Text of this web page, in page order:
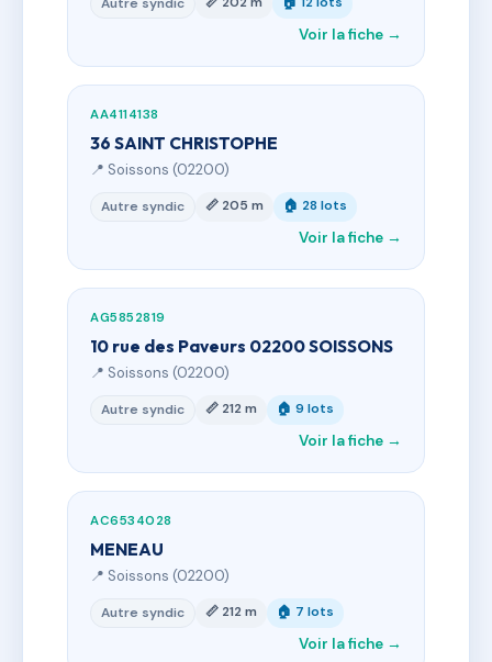
Voir la fiche →
AA4114138
36 SAINT CHRISTOPHE
📍 Soissons (02200)
Autre syndic 📏 205 m 🏠 28 lots
Voir la fiche →
AG5852819
10 rue des Paveurs 02200 SOISSONS
📍 Soissons (02200)
Autre syndic 📏 212 m 🏠 9 lots
Voir la fiche →
AC6534028
MENEAU
📍 Soissons (02200)
Autre syndic 📏 212 m 🏠 7 lots
Voir la fiche →